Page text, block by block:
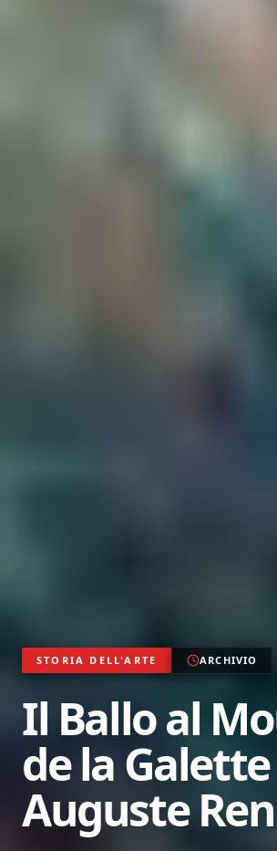
STORIA DELL'ARTE ARCHIVIO
Il Ballo al
de la Galette
Auguste